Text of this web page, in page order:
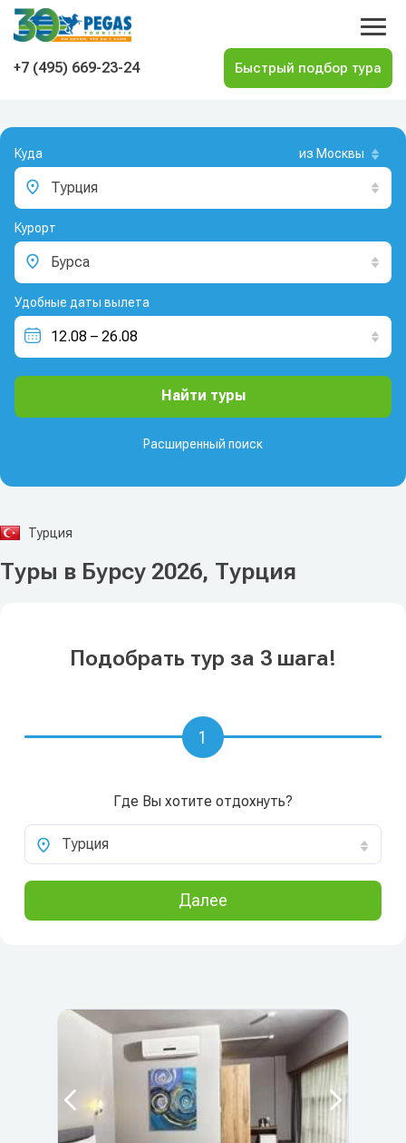
На главную
+7 (495) 669-23-24
Куда из Москвы
Турция
Курорт
Бурса
Удобные даты вылета
Расширенный поиск
Найти туры
Турция
Туры в Бурсу 2026, Турция
Подобрать тур за 3 шага!
Где Вы хотите отдохнуть?
Турция
Далее
1